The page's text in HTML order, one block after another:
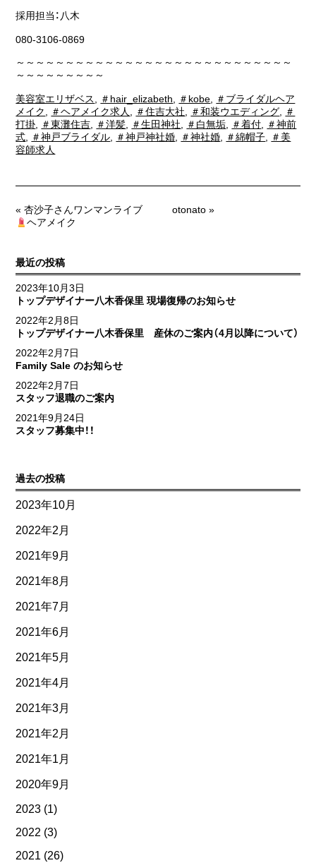
採用担当：八木
080-3106-0869
～～～～～～～～～～～～～～～～～～～～～～～～～～～～
～～～～～～～～～
美容室エリザベス, ＃hair_elizabeth, ＃kobe, ＃ブライダルヘア
メイク, ＃ヘアメイク求人, ＃住吉大社, ＃和装ウエディング, ＃
打掛, ＃東灘住吉, ＃洋髪, ＃生田神社, ＃白無垢, ＃着付, ＃神前
式, ＃神戸ブライダル, ＃神戸神社婚, ＃神社婚, ＃綿帽子, ＃美
容師求人
« 杏沙子さんワンマンライブ
ヘアメイク
otonato »
最近の投稿
2023年10月3日
トップデザイナー八木香保里 現場復帰のお知らせ
2022年2月8日
トップデザイナー八木香保里 産休のご案内（4月以降について）
2022年2月7日
Family Sale のお知らせ
2022年2月7日
スタッフ退職のご案内
2021年9月24日
スタッフ募集中！！
過去の投稿
2023年10月
2022年2月
2021年9月
2021年8月
2021年7月
2021年6月
2021年5月
2021年4月
2021年3月
2021年2月
2021年1月
2020年9月
2023 (1)
2022 (3)
2021 (26)